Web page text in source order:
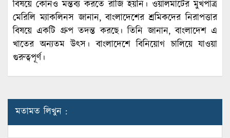
বিষয়ে কোনও মন্তব্য করতে রাজি হয়নি। ওয়ালমার্টের মুখপাত্র
মেরিলি ম্যাকলিনস জানান, বাংলাদেশের শ্রমিকদের নিরাপত্তার
বিষয়ে একটি গ্রুপ তদন্ত করছে। তিনি জানান, বাংলাদেশ এ
খাতের অন্যতম উৎস। বাংলাদেশে বিনিয়োগ চালিয়ে যাওয়া
গুরুত্বপূর্ণ।
মতামত লিখুন :